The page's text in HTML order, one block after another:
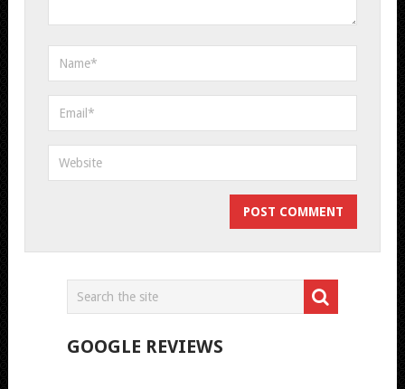
GOOGLE REVIEWS